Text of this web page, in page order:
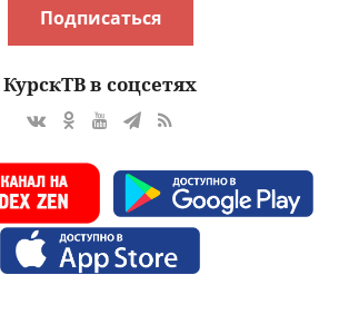
Подписаться
КурскТВ в соцсетях